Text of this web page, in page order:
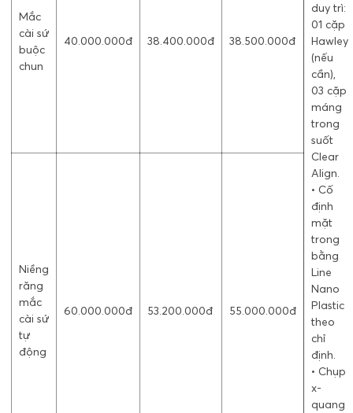
duy trì:
01 cặp
Hawley
(nếu
cần),
03 cặp
máng
trong
suốt
Clear
Align.
• Cố
định
mặt
trong
bằng
Line
Nano
Plastic
theo
chỉ
định.
• Chụp
x-
quang
Mắc
cài sứ
buộc
chun
40.000.000đ 38.400.000đ 38.500.000đ
Niềng
răng
mắc
cài sứ
tự
động
60.000.000đ 53.200.000đ 55.000.000đ